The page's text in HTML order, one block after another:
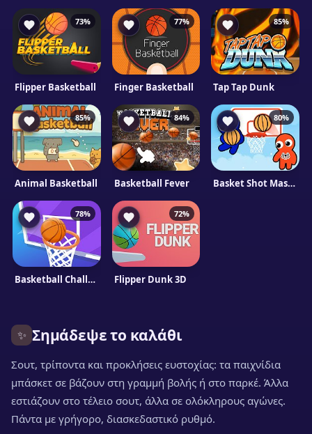
73%
Flipper Basketball
77%
Finger Basketball
85%
Tap Tap Dunk
85%
Animal Basketball
84%
Basketball Fever
80%
Basket Shot Master
78%
Basketball Challenge
72%
Flipper Dunk 3D
✨ Σημάδεψε το καλάθι
Σουτ, τρίποντα και προκλήσεις ευστοχίας: τα παιχνίδια
μπάσκετ σε βάζουν στη γραμμή βολής ή στο παρκέ. Άλλα
εστιάζουν στο τέλειο σουτ, άλλα σε ολόκληρους αγώνες.
Πάντα με γρήγορο, διασκεδαστικό ρυθμό.